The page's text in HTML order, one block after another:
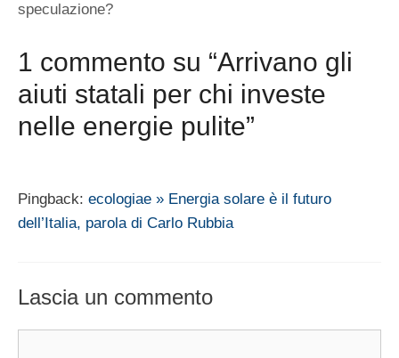
speculazione?
1 commento su “Arrivano gli
aiuti statali per chi investe
nelle energie pulite”
Pingback: ecologiae » Energia solare è il futuro
dell’Italia, parola di Carlo Rubbia
Lascia un commento